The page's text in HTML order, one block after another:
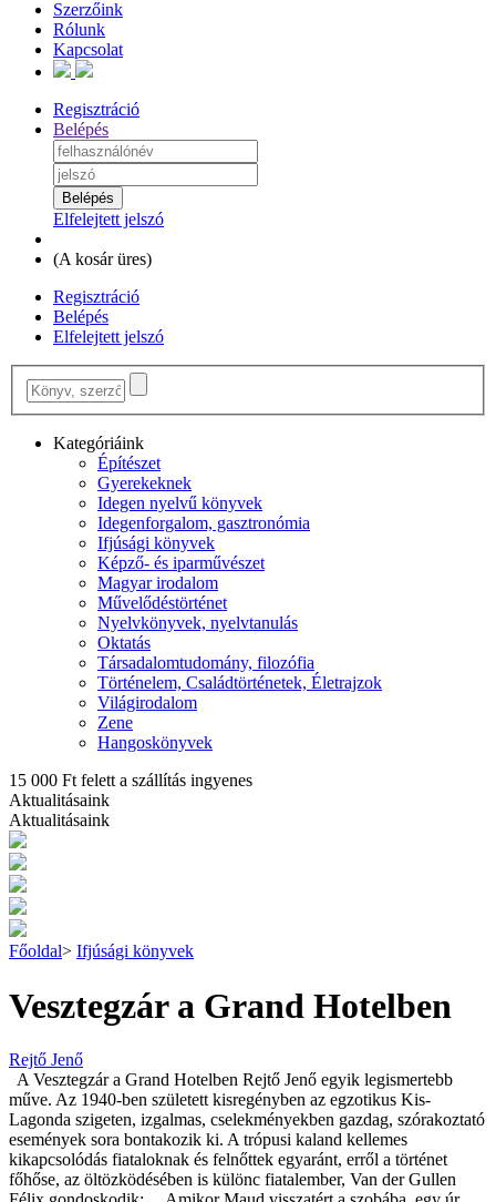
Szerzőink
Rólunk
Kapcsolat
Regisztráció
Belépés
Elfelejtett jelszó
(A kosár üres)
Regisztráció
Belépés
Elfelejtett jelszó
Kategóriáink
Építészet
Gyerekeknek
Idegen nyelvű könyvek
Idegenforgalom, gasztronómia
Ifjúsági könyvek
Képző- és iparművészet
Magyar irodalom
Művelődéstörténet
Nyelvkönyvek, nyelvtanulás
Oktatás
Társadalomtudomány, filozófia
Történelem, Családtörténetek, Életrajzok
Világirodalom
Zene
Hangoskönyvek
15 000 Ft felett a szállítás ingyenes
Aktualitásaink
Aktualitásaink
Főoldal> Ifjúsági könyvek
Vesztegzár a Grand Hotelben
Rejtő Jenő
A Vesztegzár a Grand Hotelben Rejtő Jenő egyik legismertebb
műve. Az 1940-ben született kisregényben az egzotikus Kis-
Lagonda szigeten, izgalmas, cselekményekben gazdag, szórakoztató
események sora bontakozik ki. A trópusi kaland kellemes
kikapcsolódás fiataloknak és felnőttek egyaránt, erről a történet
főhőse, az öltözködésében is különc fiatalember, Van der Gullen